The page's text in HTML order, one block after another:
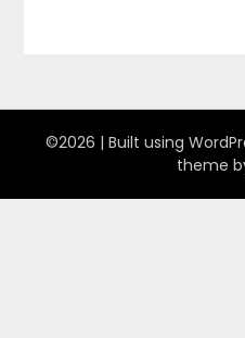
©2026 | Built using
theme